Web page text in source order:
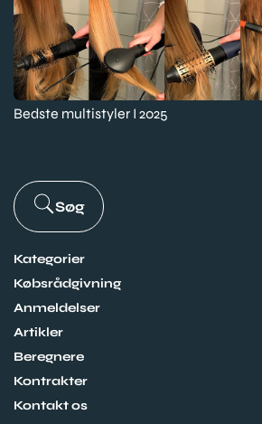
Bedste multistyler I 2025
Søg
Kategorier
Købsrådgivning
Anmeldelser
Artikler
Beregnere
Kontrakter
Kontakt os